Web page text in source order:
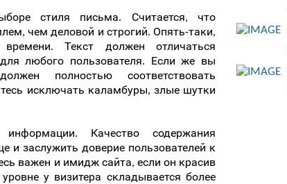
стиля письма. Считается, что
чем деловой и строгий. Опять-таки,
Текст должен отличаться
любого пользователя. Если же вы
полностью соответствовать
исключать каламбуры, злые шутки
Качество содержания
и заслужить доверие пользователей к
важен и имидж сайта, если он красив
у визитера складывается более